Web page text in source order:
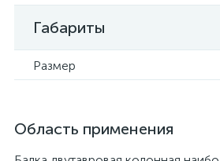
Габариты
Размер
Область применения